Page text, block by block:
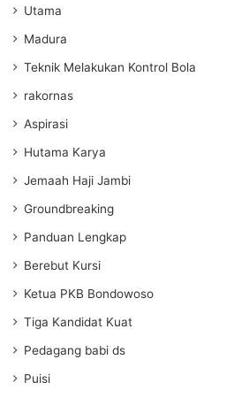
Utama
Madura
Teknik Melakukan Kontrol Bola
rakornas
Aspirasi
Hutama Karya
Jemaah Haji Jambi
Groundbreaking
Panduan Lengkap
Berebut Kursi
Ketua PKB Bondowoso
Tiga Kandidat Kuat
Pedagang babi ds
Puisi